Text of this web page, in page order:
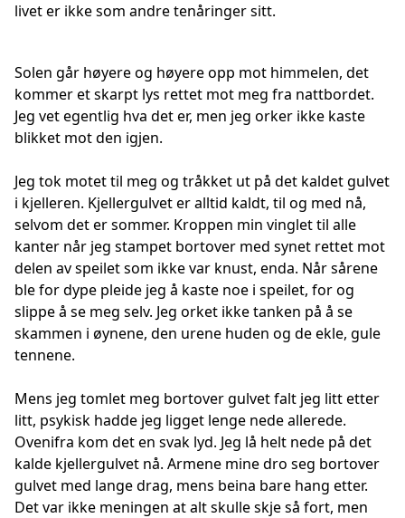
livet er ikke som andre tenåringer sitt.
Solen går høyere og høyere opp mot himmelen, det
kommer et skarpt lys rettet mot meg fra nattbordet.
Jeg vet egentlig hva det er, men jeg orker ikke kaste
blikket mot den igjen.
Jeg tok motet til meg og tråkket ut på det kaldet gulvet
i kjelleren. Kjellergulvet er alltid kaldt, til og med nå,
selvom det er sommer. Kroppen min vinglet til alle
kanter når jeg stampet bortover med synet rettet mot
delen av speilet som ikke var knust, enda. Når sårene
ble for dype pleide jeg å kaste noe i speilet, for og
slippe å se meg selv. Jeg orket ikke tanken på å se
skammen i øynene, den urene huden og de ekle, gule
tennene.
Mens jeg tomlet meg bortover gulvet falt jeg litt etter
litt, psykisk hadde jeg ligget lenge nede allerede.
Ovenifra kom det en svak lyd. Jeg lå helt nede på det
kalde kjellergulvet nå. Armene mine dro seg bortover
gulvet med lange drag, mens beina bare hang etter.
Det var ikke meningen at alt skulle skje så fort, men